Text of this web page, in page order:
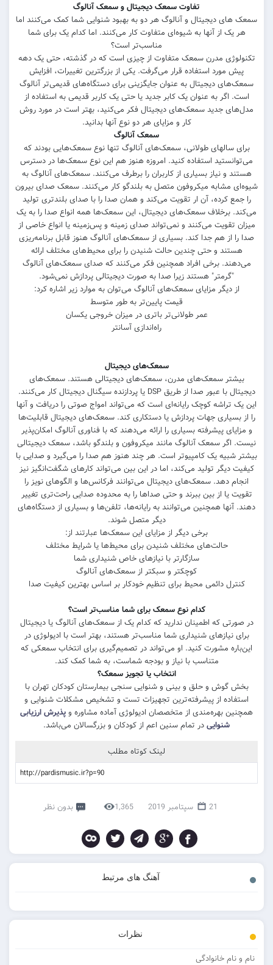
تفاوت سمعک‌ دیجیتال و سمعک آنالوگ
سمعک های دیجیتال و آنالوگ هر دو به بهبود شنوایی شما کمک می‌کنند اما
هر یک از آنها به شیوه‌ای متفاوت کار می‌کنند. اما کدام یک برای شما
مناسب‌تر است؟
تکنولوژی مدرن سمعک متفاوت از چیزی است که در گذشته، حتی یک دهه
پیش مورد استفاده قرار می‌گرفت. یکی از بزرگترین تغییرات، افزایش
سمعک‌های دیجیتال به عنوان جایگزینی برای دستگاه‌های قدیمی‌تر آنالوگ
است. اگر به عنوان یک کابر جدید یا حتی یک کاربر قدیمی به استفاده از
مدل‌های جدید سمعک‌های دیجیتال فکر می‌کنید، بهتر است در مورد روش
کار و مزایای هر دو نوع آنها بدانید.
سمعک‌ آنالوگ
برای سالهای طولانی، سمعک‌های آنالوگ تنها نوع سمعک‌هایی بودند که
می‌توانستید استفاده کنید. امروزه هنوز هم این نوع سمعک‌ها در دسترس
هستند و نیاز بسیاری از کاربران را برطرف می‌کنند. سمعک‌های آنالوگ به
شیوه‌ای مشابه میکروفون متصل به بلندگو کار می‌کنند. سمعک صدای بیرون
را جمع کرده، آن ار تقویت می‌کند و همان صدا را با صدای بلندتری تولید
می‌کند. برخلاف سمعک‌های دیجیتال، این سمعک‌ها همه انواع صدا را به یک
میزان تقویت می‌کنند و نمی‌تواند صدای زمینه و پس‌زمینه یا انواع خاصی از
صدا را از هم جدا کند. بسیاری از سمعک‌های آنالوگ هنوز قابل برنامه‌ریزی
هستند و حتی چندین حالت شنیدن را برای محیط‌های مختلف ارائه
می‌دهند. برخی افراد همچنین فکر می‌کنند که صدای سمعک‌های آنالوگ
"گرمتر" هستند زیرا صدا به صورت دیجیتالی پردازش نمی‌شود.
از دیگر مزایای سمعک‌های آنالوگ می‌توان به موارد زیر اشاره کرد:
قیمت پایین‌تر به طور متوسط
عمر طولانی‌تر باتری در میزان خروجی یکسان
راه‌اندازی آسانتر
سمعک‌های دیجیتال
بیشتر سمعک‌های مدرن، سمعک‌های دیجیتالی هستند. سمعک‌های
دیجیتال با عبور صدا از طریق DSP یا پردازنده سیگنال دیجیتال کار می‌کنند.
این یک تراشه کوچک رایانه‌ای است که می‌تواند امواج صوتی را دریافت و آنها
را از بسیاری جهات پردازش یا دستکاری کند. سمعک‌های دیجیتال قابلیت‌ها
و مزایای پیشرفته بسیاری را ارائه می‌دهند که با فناوری آنالوگ امکان‌پذیر
نیست. اگر سمعک آنالوگ مانند میکروفون و بلندگو باشد، سمعک دیجیتالی
بیشتر شبیه یک کامپیوتر است. هر چند هنوز هم صدا را می‌گیرد و صدایی با
کیفیت دیگر تولید می‌کند، اما در این بین می‌تواند کارهای شگفت‌انگیز نیز
انجام دهد. سمعک‌های دیجیتال می‌توانند فرکانس‌ها و الگوهای نویز را
تقویت یا از بین ببرند و حتی صداها را به محدوده صدایی راحت‌تری تغییر
دهند. آنها همچنین می‌توانند به رایانه‌ها، تلفن‌ها و بسیاری از دستگاه‌های
دیگر متصل شوند.
برخی دیگر از مزایای این سمعک‌ها عبارتند از:
حالت‌های مختلف شنیدن برای محیط‌ها یا شرایط مختلف
سازگارتر با نیازهای خاص شنیداری شما
کوچکتر و سبکتر از سمعک‌های آنالوگ
کنترل دائمی محیط برای تنظیم خودکار بر اساس بهترین کیفیت صدا
کدام نوع سمعک برای شما مناسب‌تر است؟
در صورتی که اطمینان ندارید که کدام یک از سمعک‌های آنالوگ یا دیجیتال
برای نیازهای شنیداری شما مناسب‌تر هستند، بهتر است با ادیولوژی در
این‌باره مشورت کنید. او می‌تواند در تصمیم‌گیری برای انتخاب سمعکی که
متناسب با نیاز و بودجه شماست، به شما کمک کند.
انتخاب یا تجویز سمعک؟
بخش گوش و حلق و بینی و شنوایی سنجی بیمارستان کودکان تهران با
استفاده از پیشرفته‌ترین تجهیزات تست و تشخیص مشکلات شنوایی و
همچنین بهره‌مندی از متخصصان ادیولوژی آماده مشاوره وپذیرش ارزیابی
شنواییدر تمام سنین اعم از کودکان و بزرگسالان می‌باشد.
لینک کوتاه مطلب
21 سپتامبر 2019 1,365 بدون نظر
آهنگ های مرتبط
نظرات
نام و نام خانوادگی